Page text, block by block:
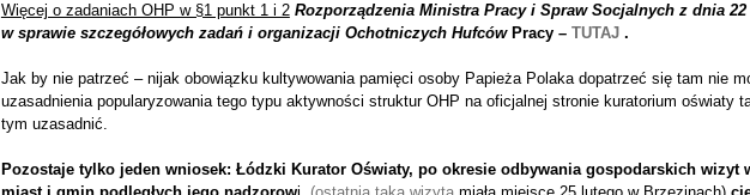
Więcej o zadaniach OHP w §1 punkt 1 i 2 Rozporządzenia Ministra Pracy i Spraw Socjalnych z dnia 22
w sprawie szczegółowych zadań i organizacji Ochotniczych HufcówPracy – TUTAJ.
Jak by nie patrzeć – nijak obowiązku kultywowania pamięci osoby Papieża Polaka dopatrzeć się tam nie
uzasadnienia popularyzowania tego typu aktywności struktur OHP na oficjalnej stronie kuratorium oświaty
tym uzasadnić.
Pozostaje tylko jeden wniosek: Łódzki Kurator Oświaty, po okresie odbywania gospodarskich wizyt